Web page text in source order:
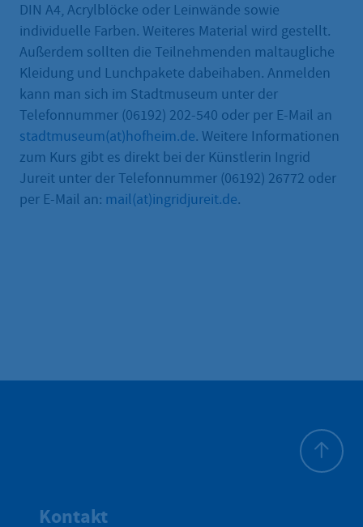
DIN A4, Acrylblöcke oder Leinwände sowie
individuelle Farben. Weiteres Material wird gestellt.
Außerdem sollten die Teilnehmenden maltaugliche
Kleidung und Lunchpakete dabeihaben. Anmelden
kann man sich im Stadtmuseum unter der
Telefonnummer (06192) 202-540 oder per E-Mail an
stadtmuseum(at)hofheim.de. Weitere Informationen
zum Kurs gibt es direkt bei der Künstlerin Ingrid
Jureit unter der Telefonnummer (06192) 26772 oder
per E-Mail an: mail(at)ingridjureit.de.
Kontakt